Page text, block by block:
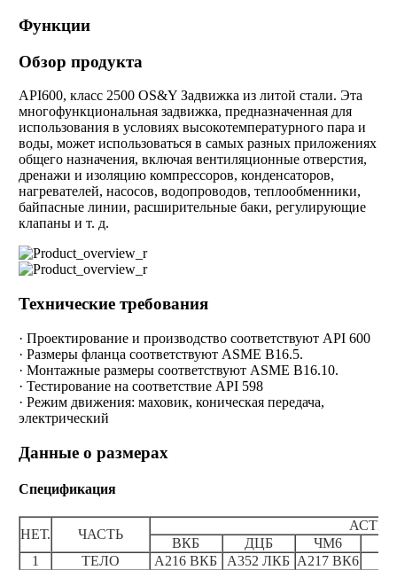
Функции
Обзор продукта
API600, класс 2500 OS&Y Задвижка из литой стали. Эта
многофункциональная задвижка, предназначенная для
использования в условиях высокотемпературного пара и
воды, может использоваться в самых разных приложениях
общего назначения, включая вентиляционные отверстия,
дренажи и изоляцию компрессоров, конденсаторов,
нагревателей, насосов, водопроводов, теплообменники,
байпасные линии, расширительные баки, регулирующие
клапаны и т. д.
Технические требования
· Проектирование и производство соответствуют API 600
· Размеры фланца соответствуют ASME B16.5.
· Монтажные размеры соответствуют ASME B16.10.
· Тестирование на соответствие API 598
· Режим движения: маховик, коническая передача,
электрический
Данные о размерах
Спецификация
НЕТ. ЧАСТЬ
АСТМ
ВКБ
ДЦБ
ЧМ6
1
ТЕЛО А216 ВКБ А352 ЛКБ А217 ВК6